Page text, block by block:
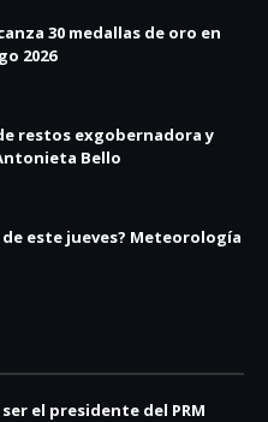
30 medallas de oro en
2026
restos exgobernadora y
Bello
este jueves? Meteorología
el presidente del PRM